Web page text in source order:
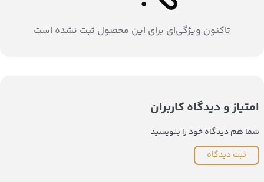
تاکنون ویژگی‌ای برای این محصول ثبت نشده است
امتیاز و دیدگاه کاربران
شما هم دیدگاه خود را بنویسید
ثبت دیدگاه